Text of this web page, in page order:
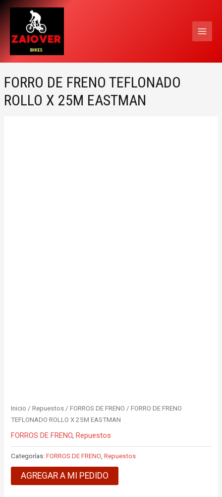
contenido
FORRO DE FRENO TEFLONADO
ROLLO X 25M EASTMAN
Inicio /Repuestos /FORROS DE FRENO / FORRO DE FRENO
TEFLONADO ROLLO X 25M EASTMAN
FORROS DE FRENO, Repuestos
Categorías:FORROS DE FRENO ,Repuestos
AGREGAR A MI PEDIDO